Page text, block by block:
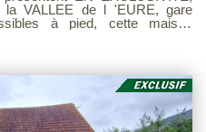
VALLEE de l 'EURE, gare
à pied, cette maison
En dépendance : divers
clos et arboré avec mare de
à pied Barème
notre site